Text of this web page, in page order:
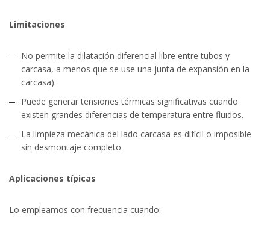
Limitaciones
No permite la dilatación diferencial libre entre tubos y
carcasa, a menos que se use una junta de expansión en la
carcasa).
Puede generar tensiones térmicas significativas cuando
existen grandes diferencias de temperatura entre fluidos.
La limpieza mecánica del lado carcasa es difícil o imposible
sin desmontaje completo.
Aplicaciones típicas
Lo empleamos con frecuencia cuando: